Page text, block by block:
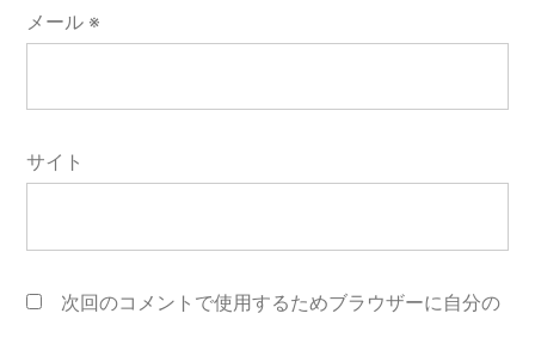
メール ※
サイト
次回のコメントで使用するためブラウザーに自分の